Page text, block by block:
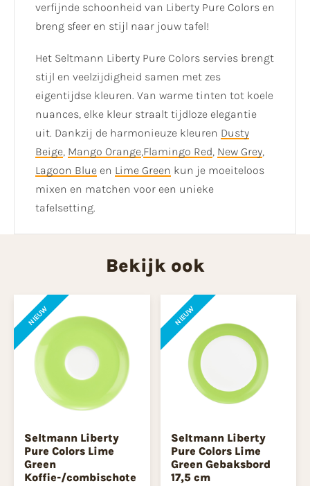
verfijnde schoonheid van Liberty Pure Colors en
breng sfeer en stijl naar jouw tafel!
Het Seltmann Liberty Pure Colors servies brengt
stijl en veelzijdigheid samen met zes
eigentijdse kleuren. Van warme tinten tot koele
nuances, elke kleur straalt tijdloze elegantie
uit. Dankzij de harmonieuze kleuren Dusty
Beige, Mango Orange,Flamingo Red, New Grey,
Lagoon Blue en Lime Green kun je moeiteloos
mixen en matchen voor een unieke
tafelsetting.
Bekijk ook
NIEUW
Seltmann Liberty
Pure Colors Lime
Green
Koffie-/combischote
NIEUW
Seltmann Liberty
Pure Colors Lime
Green Gebaksbord
17,5 cm